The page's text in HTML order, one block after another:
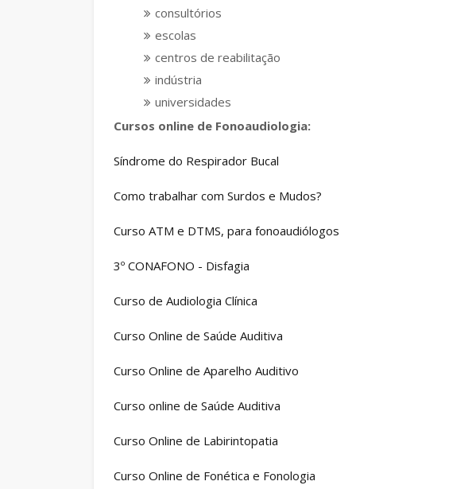
consultórios
escolas
centros de reabilitação
indústria
universidades
Cursos online de Fonoaudiologia:
Síndrome do Respirador Bucal
Como trabalhar com Surdos e Mudos?
Curso ATM e DTMS, para fonoaudiólogos
3º CONAFONO - Disfagia
Curso de Audiologia Clínica
Curso Online de Saúde Auditiva
Curso Online de Aparelho Auditivo
Curso online de Saúde Auditiva
Curso Online de Labirintopatia
Curso Online de Fonética e Fonologia